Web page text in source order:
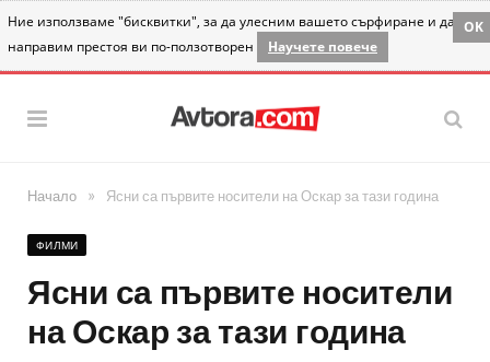
Ние използваме "бисквитки", за да улесним вашето сърфиране и да
направим престоя ви по-ползотворен
Научете повече
OK
Начало » Ясни са първите носители на Оскар за тази година
ФИЛМИ
Ясни са първите носители
на Оскар за тази година